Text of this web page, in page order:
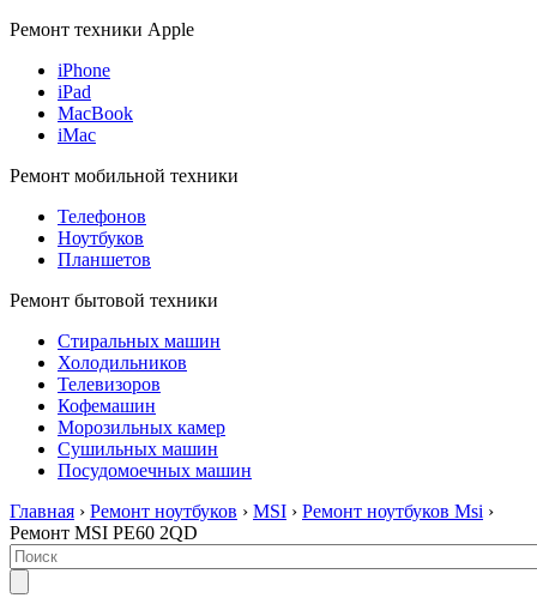
Ремонт техники Apple
iPhone
iPad
MacBook
iMac
Ремонт мобильной техники
Телефонов
Ноутбуков
Планшетов
Ремонт бытовой техники
Стиральных машин
Холодильников
Телевизоров
Кофемашин
Морозильных камер
Сушильных машин
Посудомоечных машин
Главная › Ремонт ноутбуков › MSI › Ремонт ноутбуков Msi ›
Ремонт MSI PE60 2QD